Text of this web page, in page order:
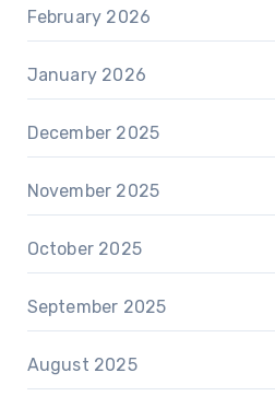
February 2026
January 2026
December 2025
November 2025
October 2025
September 2025
August 2025